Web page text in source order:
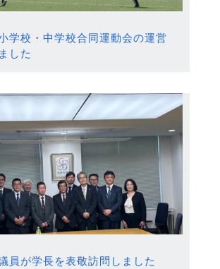
学校・中学校合同運動会の運営
した
員が学長を表敬訪問しました